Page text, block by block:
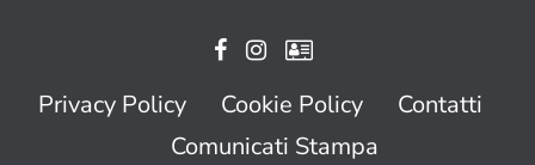
Privacy Policy Cookie Policy
Contatti
Comunicati Stampa